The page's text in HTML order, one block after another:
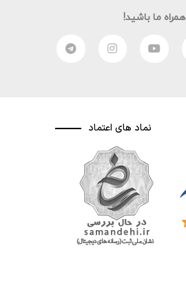
همراه ما باشید!
نماد های اعتماد